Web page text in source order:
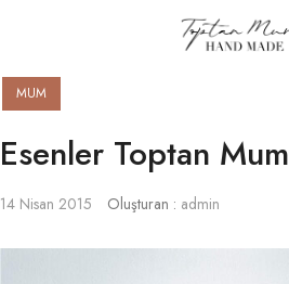
MUM
Esenler Toptan Mum
14 Nisan 2015 Oluşturan : admin